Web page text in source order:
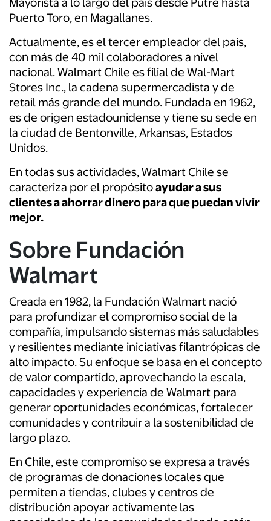
Puerto Toro, en Magallanes.
Actualmente, es el tercer empleador del país,
con más de 40 mil colaboradores a nivel
nacional. Walmart Chile es filial de Wal-Mart
Stores Inc., la cadena supermercadista y de
retail más grande del mundo. Fundada en 1962,
es de origen estadounidense y tiene su sede en
la ciudad de Bentonville, Arkansas, Estados
Unidos.
En todas sus actividades, Walmart Chile se
caracteriza por el propósitoayudar a sus
clientes a ahorrar dinero para que puedan vivir
mejor.
Sobre Fundación
Walmart
Creada en 1982, la Fundación Walmart nació
para profundizar el compromiso social de la
compañía, impulsando sistemas más saludables
y resilientes mediante iniciativas filantrópicas de
alto impacto. Su enfoque se basa en el concepto
de valor compartido, aprovechando la escala,
capacidades y experiencia de Walmart para
generar oportunidades económicas, fortalecer
comunidades y contribuir a la sostenibilidad de
largo plazo.
En Chile, este compromiso se expresa a través
de programas de donaciones locales que
permiten a tiendas, clubes y centros de
distribución apoyar activamente las